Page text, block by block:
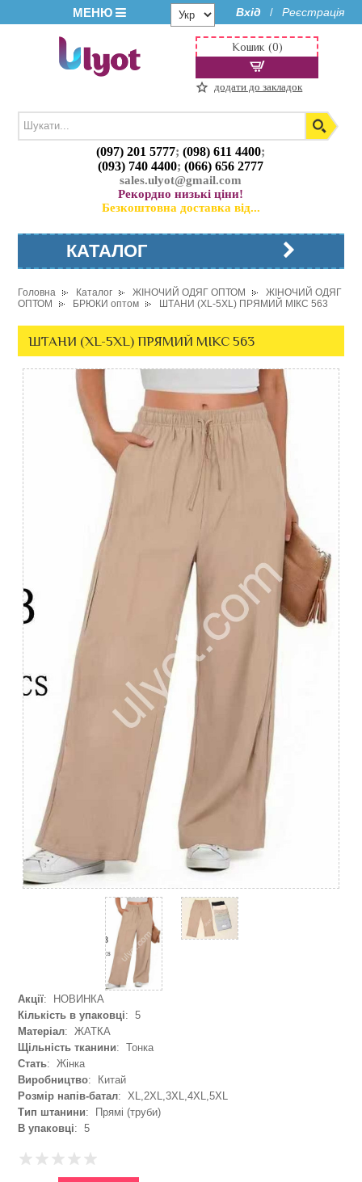
МЕНЮ Вхід / Реєстрація
(097) 201 5777;(098) 611 4400;
(093) 740 4400;(066) 656 2777
sales.ulyot@gmail.com
Рекордно низькі ціни!
Безкоштовна доставка від...
Кошик (0)
додати до закладок
КАТАЛОГ
Головна Каталог ЖІНОЧИЙ ОДЯГ ОПТОМ
ЖІНОЧИЙ ОДЯГ
ОПТОМ
БРЮКИ оптом ШТАНИ (XL-5XL) ПРЯМИЙ МІКС 563
ШТАНИ (XL-5XL) ПРЯМИЙ МІКС 563
Акції: НОВИНКА
Кількість в упаковці: 5
Матеріал: ЖАТКА
Щільність тканини: Тонка
Стать: Жінка
Виробництво: Китай
Розмір напів-батал: XL,2XL,3XL,4XL,5XL
Тип штанини: Прямі (труби)
В упаковці: 5